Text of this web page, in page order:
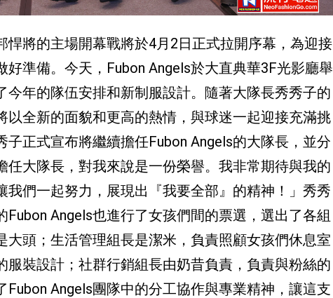
將的主場開幕戰將於4月2日正式拉開序幕，為迎接
準備。今天，Fubon Angels於大直典華3F光影廳舉
年的隊伍安排和新制服設計。隨著大隊長秀秀子的
全新的面貌和更高的熱情，與球迷一起迎接充滿挑
正式宣布將繼續擔任Fubon Angels的大隊長，並分
大隊長，對我來說是一份榮譽。我非常期待與我的
們一起努力，展現出『我要全部』的精神！」秀秀
Angels也進行了女孩們間的票選，選出了各組
頭；生活管理組長是潔米，負責照顧女孩們休息室
裝設計；社群行銷組長由奶昔負責，負責與粉絲的
Angels團隊中的分工協作與專業精神，讓這支